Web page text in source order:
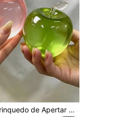
1 Peça Brinquedo de Apertar Maçã Rosa/Verde, Maçã Grande Alívio de Estresse com Rebote Lento, Adequado para Alívio de Ansiedade, Relaxamento no Escritório, Decoração Doméstica | Melhor Presente para Família e Amigos [Pequena Diferença de Cor Devido à Iluminação], Brinquedo de Apertar Macio, Brinquedo de Apertar, Brinquedo de Pelúcia Macio, Brinquedo de Pelúcia, Brinquedo de Pelúcia Macio de Queijo, Suprimentos para Festa de Formatura 2026